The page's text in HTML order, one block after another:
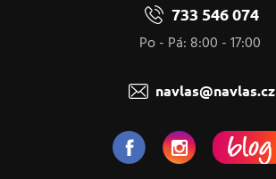
733 546 074
Po - Pá: 8:00 - 17:00
navlas@navlas.cz